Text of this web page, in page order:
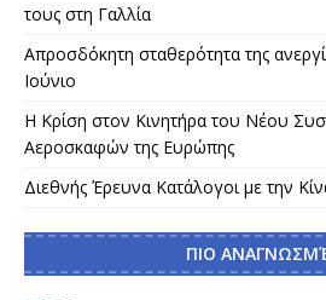
τους στη Γαλλία
Απροσδόκητη σταθερότητα της
Ιούνιο
Η Κρίση στον Κινητήρα του Νέου
Αεροσκαφών της Ευρώπης
Διεθνής Έρευνα Κατάλογοι με την
ΠΙΟ